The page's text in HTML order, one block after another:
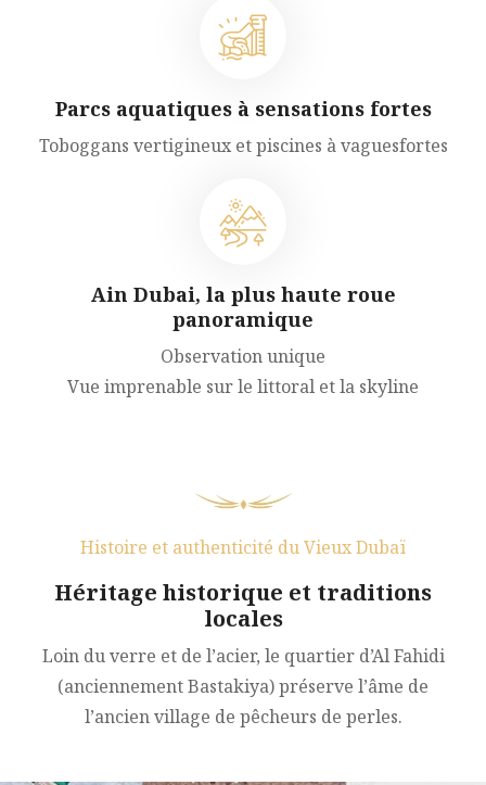
Parcs aquatiques à sensations fortes
Toboggans vertigineux et piscines à vaguesfortes
Ain Dubai, la plus haute roue
panoramique
Observation unique
Vue imprenable sur le littoral et la skyline
Histoire et authenticité du Vieux Dubaï
Héritage historique et traditions
locales
Loin du verre et de l’acier, le quartier d’Al Fahidi
(anciennement Bastakiya) préserve l’âme de
l’ancien village de pêcheurs de perles.